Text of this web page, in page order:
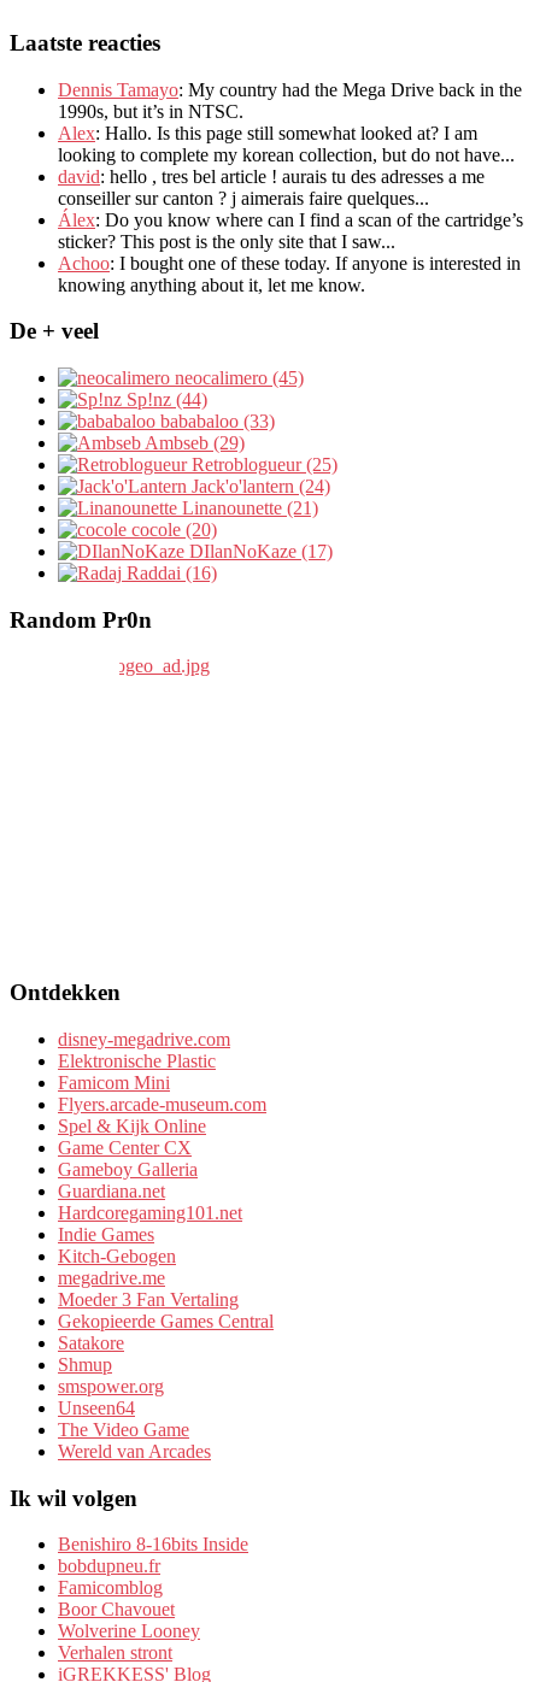
Laatste reacties
Dennis Tamayo: My country had the Mega Drive back in the
1990s, but it’s in NTSC.
Alex: Hallo. Is this page still somewhat looked at? I am
looking to complete my korean collection, but do not have...
david: hello , tres bel article ! aurais tu des adresses a me
conseiller sur canton ? j aimerais faire quelques...
Álex: Do you know where can I find a scan of the cartridge’s
sticker? This post is the only site that I saw...
Achoo: I bought one of these today. If anyone is interested in
knowing anything about it, let me know.
De + veel
neocalimero (45)
Sp!nz (44)
bababaloo (33)
Ambseb (29)
Retroblogueur (25)
Jack'o'lantern (24)
Linanounette (21)
cocole (20)
DIlanNoKaze (17)
Raddai (16)
Random Pr0n
Ontdekken
disney-megadrive.com
Elektronische Plastic
Famicom Mini
Flyers.arcade-museum.com
Spel & Kijk Online
Game Center CX
Gameboy Galleria
Guardiana.net
Hardcoregaming101.net
Indie Games
Kitch-Gebogen
megadrive.me
Moeder 3 Fan Vertaling
Gekopieerde Games Central
Satakore
Shmup
smspower.org
Unseen64
The Video Game
Wereld van Arcades
Ik wil volgen
Benishiro 8-16bits Inside
bobdupneu.fr
Famicomblog
Boor Chavouet
Wolverine Looney
Verhalen stront
iGREKKESS' Blog